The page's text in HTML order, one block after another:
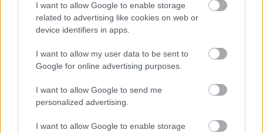
I want to allow Google to enable storage
related to advertising like cookies on web or
device identifiers in apps.
I want to allow my user data to be sent to
Google for online advertising purposes.
I want to allow Google to send me
personalized advertising.
I want to allow Google to enable storage
El Sevilla fue el otro equipo que hizo pleno de victorias en
noviembre y eso se vio recompensado en sus
destacando su encuentro de la jornada 10 ante el Celta (4-
2) en el que sumó 100 puntos.
Jules Koundé (23), Ocampos (22), Joan Jordan (20), En-
Nesyri (20), Fernando (19) y Jesús Navas (19) fueron sus